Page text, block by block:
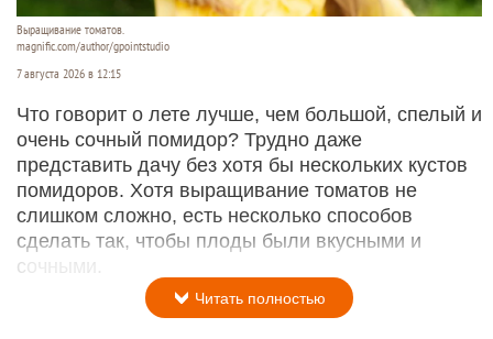
Выращивание томатов.
magnific.com/author/gpointstudio
7 августа 2026 в 12:15
Что говорит о лете лучше, чем большой, спелый и
очень сочный помидор? Трудно даже
представить дачу без хотя бы нескольких кустов
помидоров. Хотя выращивание томатов не
слишком сложно, есть несколько способов
сделать так, чтобы плоды были вкусными и
сочными.
Читать полностью